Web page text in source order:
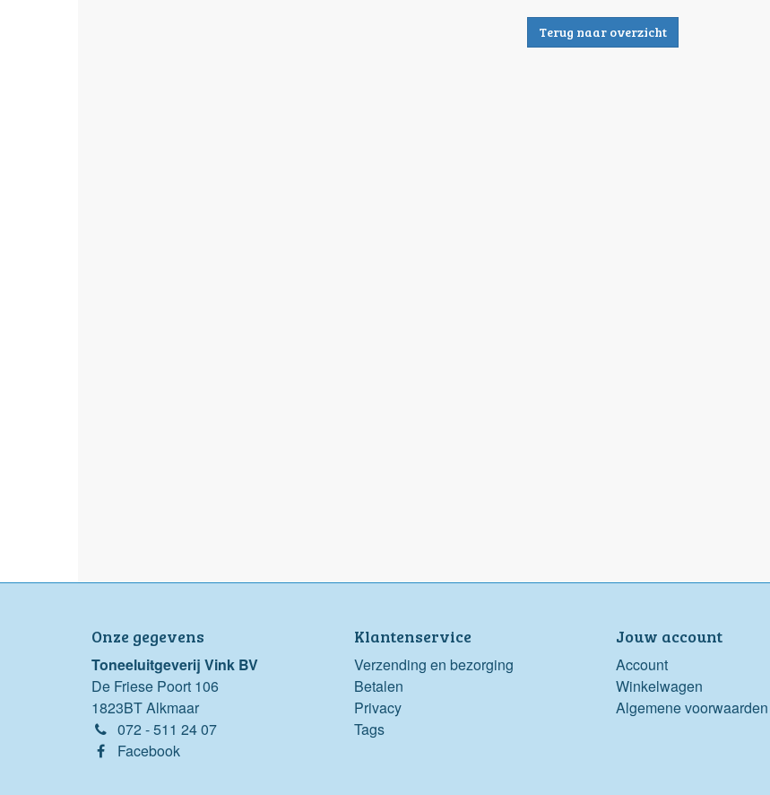
Terug naar overzicht
Onze gegevens
Toneeluitgeverij Vink BV
De Friese Poort 106
1823BT Alkmaar
072 - 511 24 07
Facebook
Klantenservice
Verzending en bezorging
Betalen
Privacy
Tags
Jouw account
Account
Winkelwagen
Algemene voorwaarden